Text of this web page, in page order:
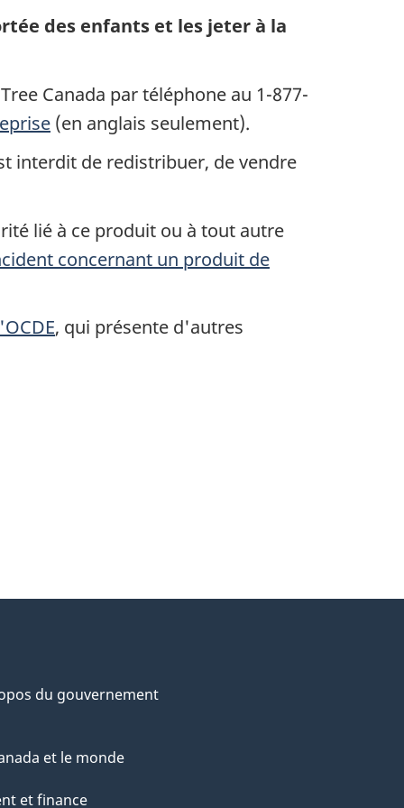
des enfants et les jeter à la
Canada par téléphone au 1-877-
(en anglais seulement).
interdit de redistribuer, de vendre
lié à ce produit ou à tout autre
concernant un produit de
, qui présente d'autres
du gouvernement
et le monde
et finance